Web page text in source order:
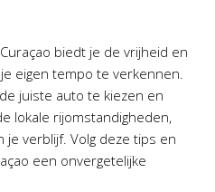
biedt je de vrijheid en
eigen tempo te verkennen.
juiste auto te kiezen en
lokale rijomstandigheden,
je verblijf. Volg deze tips en
een onvergetelijke